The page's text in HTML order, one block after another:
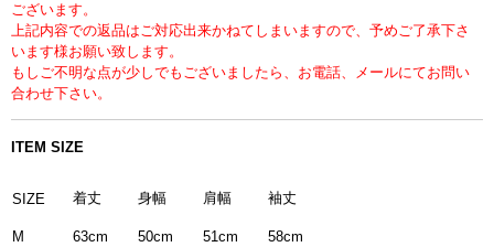
ございます。
上記内容での返品はご対応出来かねてしまいますので、予めご了承下さ
います様お願い致します。
もしご不明な点が少しでもございましたら、お電話、メールにてお問い
合わせ下さい。
ITEM SIZE
SIZE 着丈 身幅 肩幅 袖丈
M 63cm 50cm 51cm 58cm